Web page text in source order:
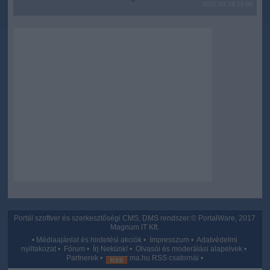
Portál szoftver és szerkesztőségi CMS, DMS rendszer:© PortalWare, 2017
Magnum IT Kft.
• Médiaajánlat és hirdetési akciók • Impresszum •Adatvédelmi
nyiltakozat • Fórum • Írj Nekünk! •Olvasói és moderálási alapelvek •
Partnerek • ma.hu RSS csatornái •